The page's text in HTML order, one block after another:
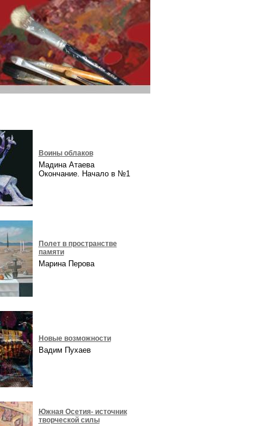
Воины облаков
Мадина Атаева
Окончание. Начало в №1
Полет в пространстве
памяти
Марина Перова
Новые возможности
Вадим Пухаев
Южная Осетия- источник
творческой силы